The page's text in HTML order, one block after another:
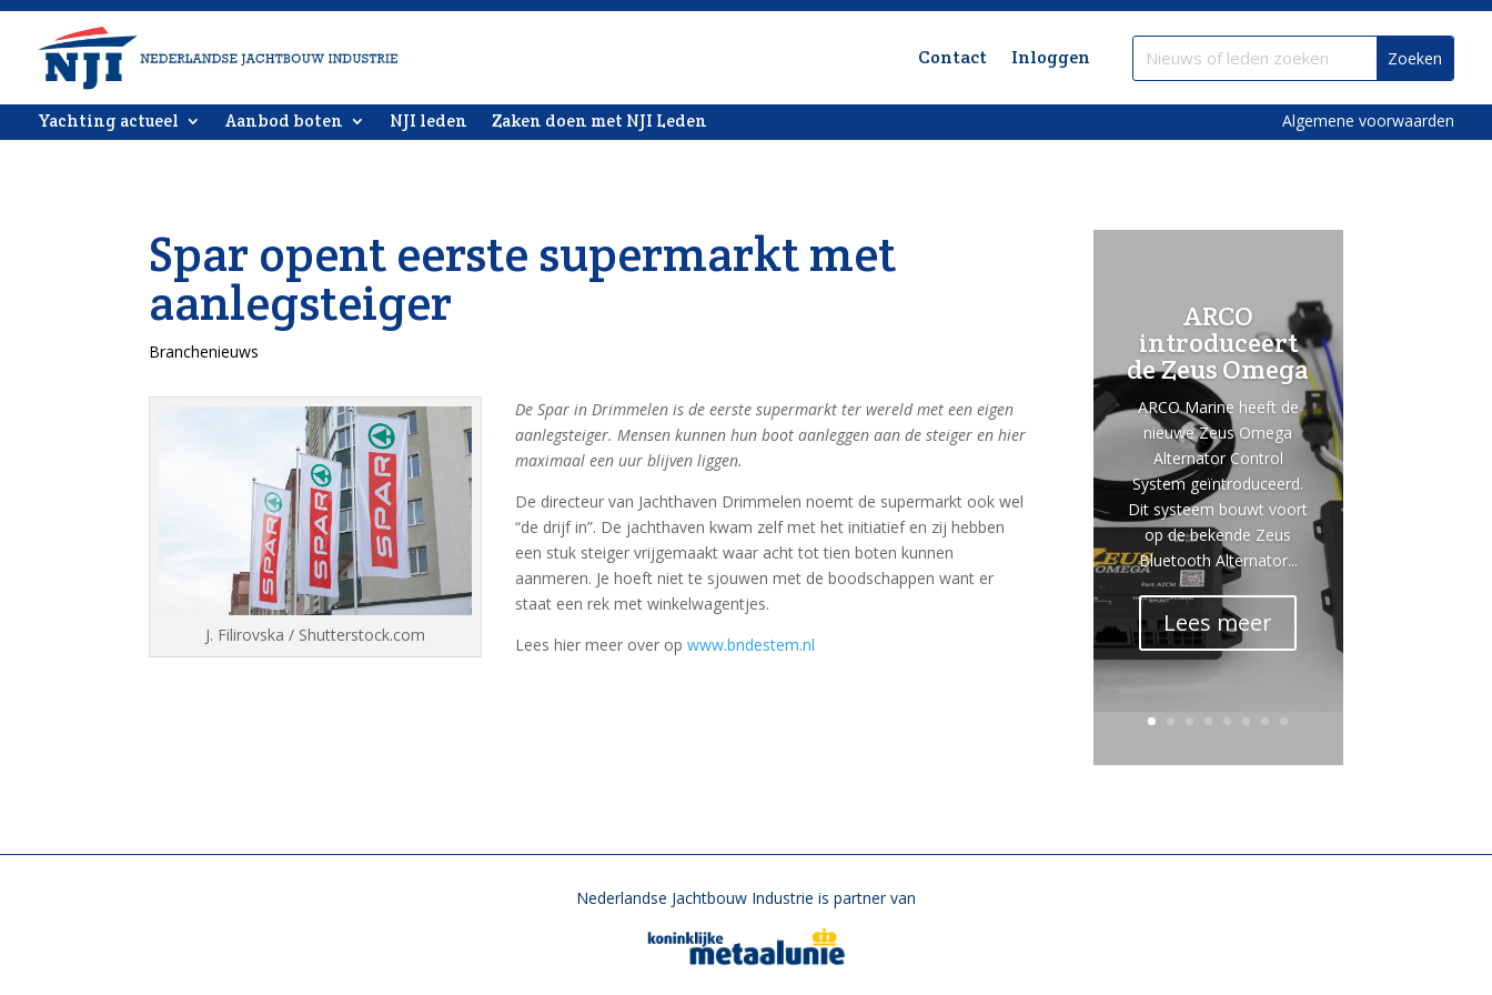
Contact Inloggen
Yachting actueel Aanbod boten NJI leden Zaken doen met NJI Leden Algemene voorwaarden
Spar opent eerste supermarkt met
aanlegsteiger
Branchenieuws
J. Filirovska / Shutterstock.com
De Spar in Drimmelen is de eerste supermarkt ter wereld met een eigen
aanlegsteiger. Mensen kunnen hun boot aanleggen aan de steiger en hier
maximaal een uur blijven liggen.
De directeur van Jachthaven Drimmelen noemt de supermarkt ook wel
“de drijf in”. De jachthaven kwam zelf met het initiatief en zij hebben
een stuk steiger vrijgemaakt waar acht tot tien boten kunnen
aanmeren. Je hoeft niet te sjouwen met de boodschappen want er
staat een rek met winkelwagentjes.
Lees hier meer over opwww.bndestem.nl
ARCO
introduceert
de Zeus Omega
ARCO Marine heeft de
nieuwe Zeus Omega
Alternator Control
System geïntroduceerd.
Dit systeem bouwt voort
op de bekende Zeus
Bluetooth Alternator...
Lees meer
Nederlandse Jachtbouw Industrie is partner van